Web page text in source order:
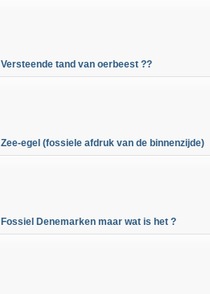
Versteende tand van oerbeest ??
Zee-egel (fossiele afdruk van de binnenzijde)
Fossiel Denemarken maar wat is het ?